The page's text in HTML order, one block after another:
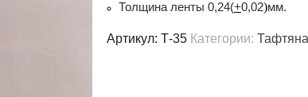
Толщина ленты 0,24(+0,02)мм.
Артикул: Т-35 Категории: